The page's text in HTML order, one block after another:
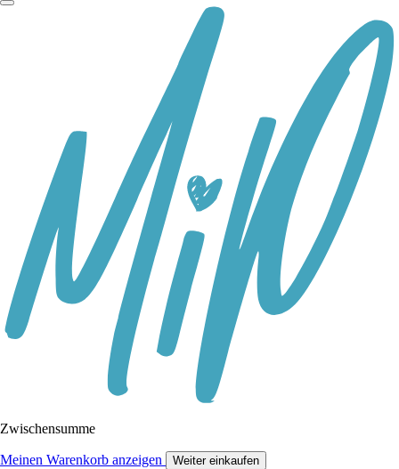
Zwischensumme
Meinen Warenkorb anzeigen Weiter einkaufen